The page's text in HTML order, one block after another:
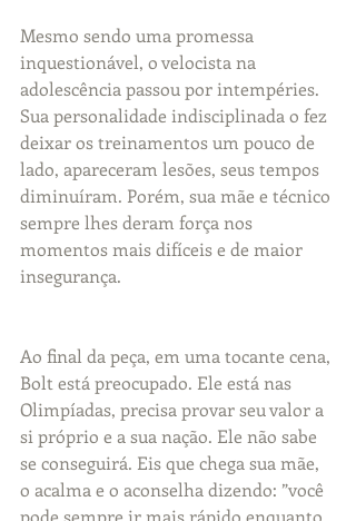
Mesmo sendo uma promessa
inquestionável, o velocista na
adolescência passou por intempéries.
Sua personalidade indisciplinada o fez
deixar os treinamentos um pouco de
lado, apareceram lesões, seus tempos
diminuíram. Porém, sua mãe e técnico
sempre lhes deram força nos
momentos mais difíceis e de maior
insegurança.
Ao final da peça, em uma tocante cena,
Bolt está preocupado. Ele está nas
Olimpíadas, precisa provar seu valor a
si próprio e a sua nação. Ele não sabe
se conseguirá. Eis que chega sua mãe,
o acalma e o aconselha dizendo: ”você
pode sempre ir mais rápido enquanto